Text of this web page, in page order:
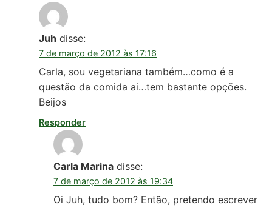
Juh disse:
7 de março de 2012 às 17:16
Carla, sou vegetariana também…como é a
questão da comida ai…tem bastante opções.
Beijos
Responder
Carla Marina disse:
7 de março de 2012 às 19:34
Oi Juh, tudo bom? Então, pretendo escrever